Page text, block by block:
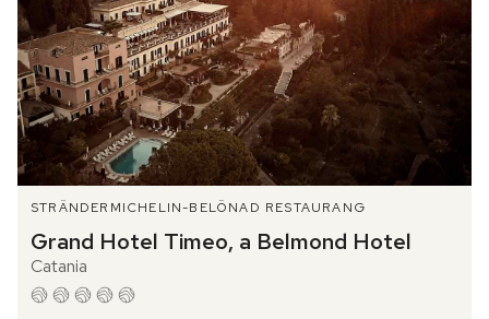
STRÄNDER MICHELIN-BELÖNAD RESTAURANG
Grand Hotel Timeo, a Belmond Hotel
Catania